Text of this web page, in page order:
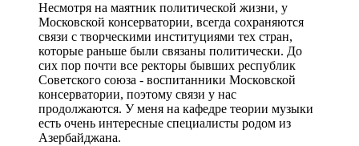
Несмотря на маятник политической жизни, у
Московской консерватории, всегда сохраняются
связи с творческими институциями тех стран,
которые раньше были связаны политически. До
сих пор почти все ректоры бывших республик
Советского союза - воспитанники Московской
консерватории, поэтому связи у нас
продолжаются. У меня на кафедре теории музыки
есть очень интересные специалисты родом из
Азербайджана.